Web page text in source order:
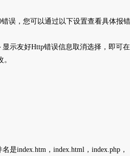
误，您可以通过以下设置查看具体报
示友好Http错误信息取消选择，即可
是index.htm，index.html，index.php，